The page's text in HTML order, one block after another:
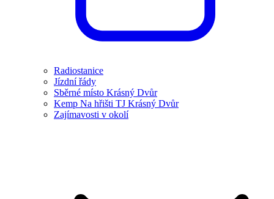
Radiostanice
Jízdní řády
Sběrné místo Krásný Dvůr
Kemp Na hřišti TJ Krásný Dvůr
Zajímavosti v okolí